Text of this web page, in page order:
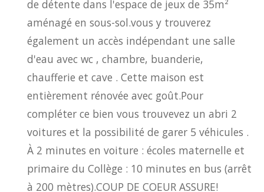
de détente dans l'espace de jeux de 35m²
aménagé en sous-sol.vous y trouverez
également un accès indépendant une salle
d'eau avec wc , chambre, buanderie,
chaufferie et cave . Cette maison est
entièrement rénovée avec goût.Pour
compléter ce bien vous trouvevez un abri 2
voitures et la possibilité de garer 5 véhicules .
À 2 minutes en voiture : écoles maternelle et
primaire du Collège : 10 minutes en bus (arrêt
à 200 mètres).COUP DE COEUR ASSURE!